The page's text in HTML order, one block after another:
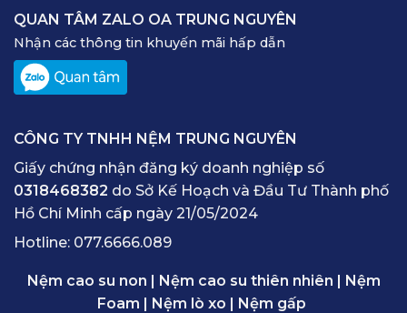
QUAN TÂM ZALO OA TRUNG NGUYÊN
Nhận các thông tin khuyến mãi hấp dẫn
CÔNG TY TNHH NỆM TRUNG NGUYÊN
Giấy chứng nhận đăng ký doanh nghiệp số
0318468382 do Sở Kế Hoạch và Đầu Tư Thành phố
Hồ Chí Minh cấp ngày 21/05/2024
Hotline: 077.6666.089
Nệm cao su non | Nệm cao su thiên nhiên | Nệm
Foam | Nệm lò xo | Nệm gấp